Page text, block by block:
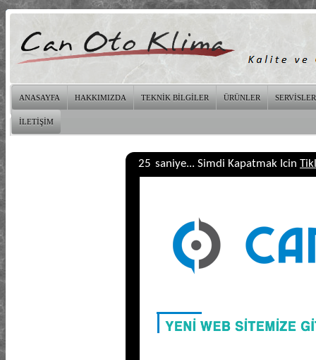
ANASAYFA HAKKIMIZDA TEKNİK BİLGİLER ÜRÜNLER SERVİSLER
İLETİŞİM
24 saniye... Simdi Kapatmak Icin